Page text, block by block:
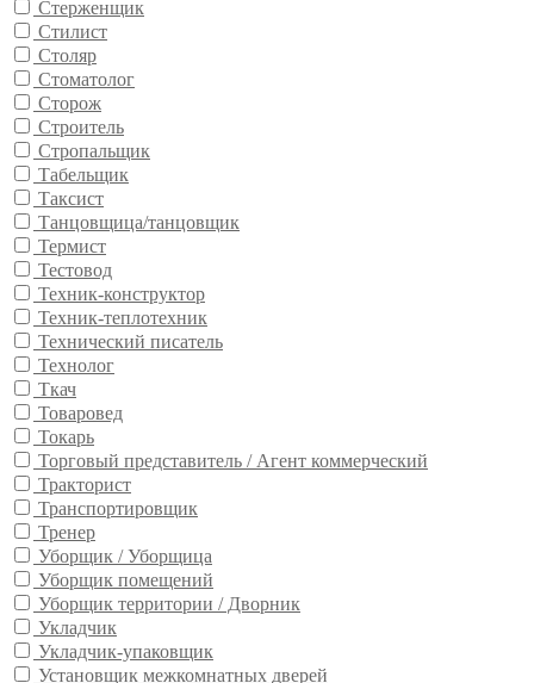
Стерженщик
Стилист
Столяр
Стоматолог
Сторож
Строитель
Стропальщик
Табельщик
Таксист
Танцовщица/танцовщик
Термист
Тестовод
Техник-конструктор
Техник-теплотехник
Технический писатель
Технолог
Ткач
Товаровед
Токарь
Торговый представитель / Агент коммерческий
Тракторист
Транспортировщик
Тренер
Уборщик / Уборщица
Уборщик помещений
Уборщик территории / Дворник
Укладчик
Укладчик-упаковщик
Установщик межкомнатных дверей